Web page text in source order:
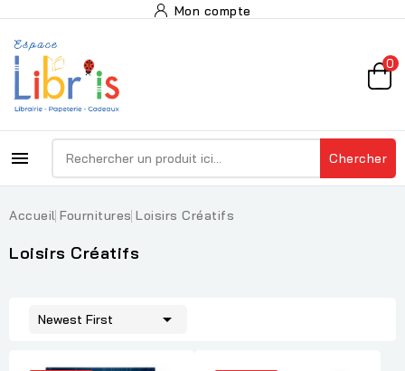
Mon compte
0
 Chercher
Accueil Fournitures Loisirs Créatifs
Loisirs Créatifs
Newest First 